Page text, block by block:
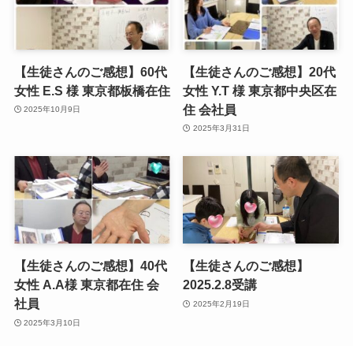
【生徒さんのご感想】60代
女性 E.S 様 東京都板橋在住
2025年10月9日
【生徒さんのご感想】20代
女性 Y.T 様 東京都中央区在
住 会社員
2025年3月31日
【生徒さんのご感想】40代
女性 A.A様 東京都在住 会
社員
2025年3月10日
【生徒さんのご感想】
2025.2.8受講
2025年2月19日